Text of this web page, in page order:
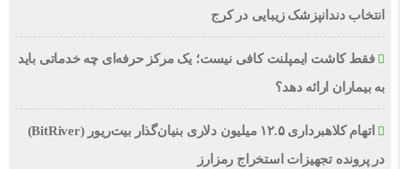
انتخاب دندانپزشک زیبایی در کرج
فقط کاشت ایمپلنت کافی نیست؛ یک مرکز حرفه‌ای چه خدماتی باید
به بیماران ارائه دهد؟
اتهام کلاهبرداری ۱۲.۵ میلیون دلاری بنیان‌گذار بیت‌ریور (BitRiver)
در پرونده تجهیزات استخراج رمزارز